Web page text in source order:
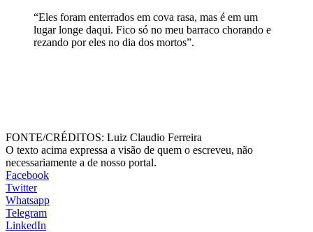
“Eles foram enterrados em cova rasa, mas é em um
lugar longe daqui. Fico só no meu barraco chorando e
rezando por eles no dia dos mortos”.
FONTE/CRÉDITOS: Luiz Claudio Ferreira
O texto acima expressa a visão de quem o escreveu, não
necessariamente a de nosso portal.
Facebook
Twitter
Whatsapp
Telegram
LinkedIn